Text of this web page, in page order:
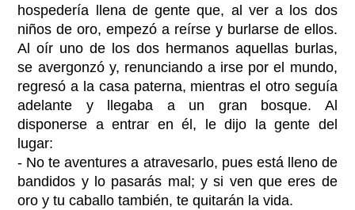
hospedería llena de gente que, al ver a los dos
niños de oro, empezó a reírse y burlarse de ellos.
Al oír uno de los dos hermanos aquellas burlas,
se avergonzó y, renunciando a irse por el mundo,
regresó a la casa paterna, mientras el otro seguía
adelante y llegaba a un gran bosque. Al
disponerse a entrar en él, le dijo la gente del
lugar:
- No te aventures a atravesarlo, pues está lleno de
bandidos y lo pasarás mal; y si ven que eres de
oro y tu caballo también, te quitarán la vida.